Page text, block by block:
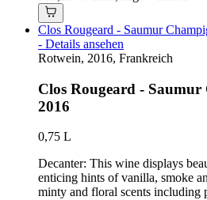
Clos Rougeard - Saumur
- Details ansehen
Rotwein, 2016, Frankreich
Clos Rougeard -
2016
0,75 L
Decanter: This wine displays
enticing hints of vanilla, smoke
minty and floral scents